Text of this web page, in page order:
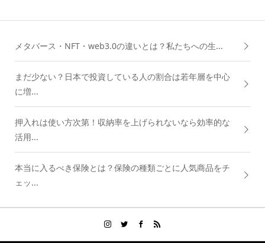
メタバース・NFT・web3.0の違いとは？私たちへの生...
まだ少ない？日本で投資している人の割合は若年層を中心
に増...
押入れは使い方次第！収納率を上げられないなら効率的な
活用...
本当に入るべき保険とは？保険の種類ごとに人気商品をチ
ェッ...